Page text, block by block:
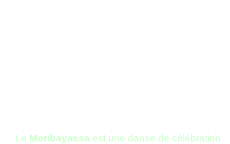
Le Moribayassa est une danse de célébration